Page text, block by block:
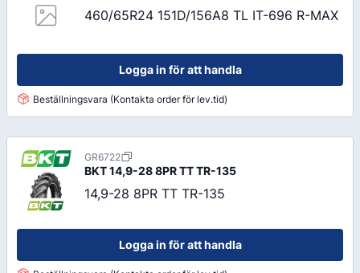
460/65R24 151D/156A8 TL IT-696 R-MAX
Logga in för att handla
Beställningsvara (Kontakta order för lev.tid)
GR6722
BKT14,9-28 8PR TT TR-135
14,9-28 8PR TT TR-135
Logga in för att handla